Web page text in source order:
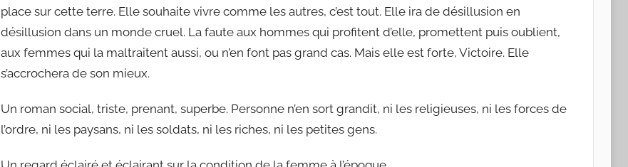
place sur cette terre. Elle souhaite vivre comme les autres, c’est tout. Elle ira de désillusion en
désillusion dans un monde cruel. La faute aux hommes qui profitent d’elle, promettent puis oublient,
aux femmes qui la maltraitent aussi, ou n’en font pas grand cas. Mais elle est forte, Victoire. Elle
s’accrochera de son mieux.
Un roman social, triste, prenant, superbe. Personne n’en sort grandit, ni les religieuses, ni les forces de
l’ordre, ni les paysans, ni les soldats, ni les riches, ni les petites gens.